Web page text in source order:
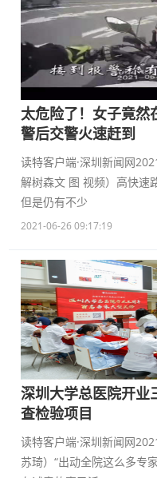
太危险了！女子竟然
警后交警火速赶到
读特客户端·深圳新闻网
解树森文 图 视频）高快速
但是仍有不少
2021-06-26 09:17:19
深圳大学总医院开业
查检验项目
读特客户端·深圳新闻网
苏琦）“出动全院这么多专